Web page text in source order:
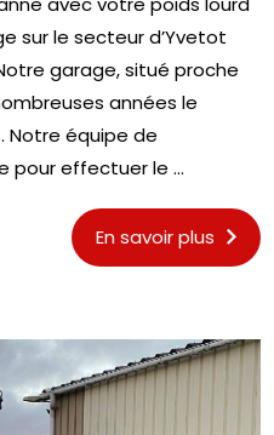
sur le secteur d’Yvetot
garage, situé proche
années le
Notre équipe de
pour effectuer le ...
En savoir plus